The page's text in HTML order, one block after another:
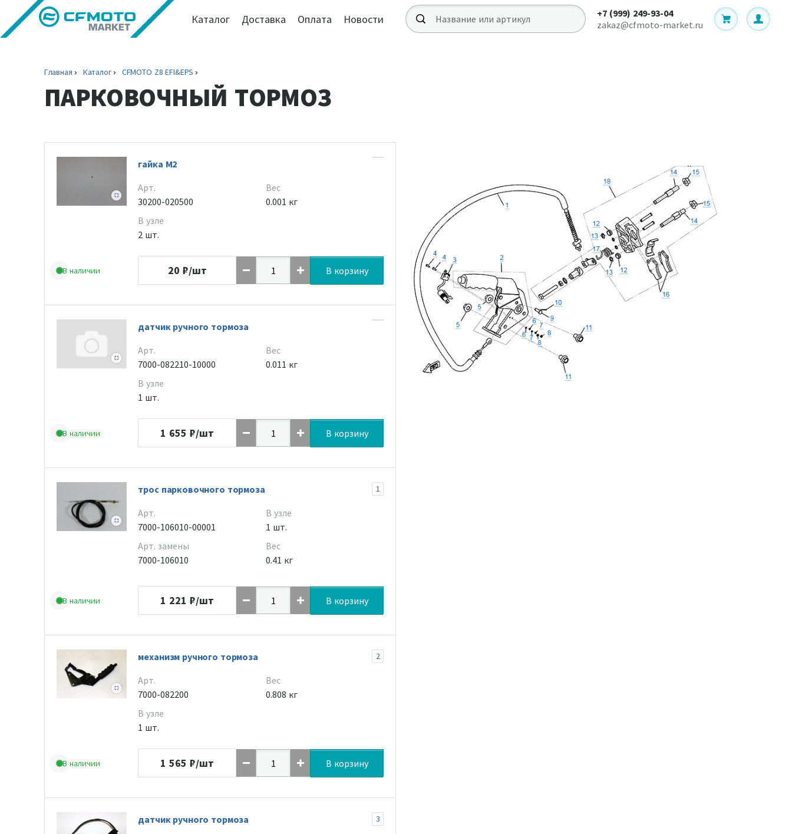
Каталог Доставка Оплата Новости
+7 (999) 249-93-04
zakaz@cfmoto-market.ru
Главная Каталог CFMOTO Z8 EFI&EPS
ПАРКОВОЧНЫЙ ТОРМОЗ
В наличии
гайка M2
Арт.
30200-020500
В узле
2 шт.
Вес
0.001 кг
20 ₽/шт В корзину
В наличии
датчик ручного тормоза
Арт.
7000-082210-10000
В узле
1 шт.
Вес
0.011 кг
1 655 ₽/шт В корзину
В наличии
трос парковочного тормоза 1
Арт.
7000-106010-00001
Арт. замены
7000-106010
В узле
1 шт.
Вес
0.41 кг
1 221 ₽/шт В корзину
В наличии
механизм ручного тормоза 2
Арт.
7000-082200
В узле
1 шт.
Вес
0.808 кг
1 565 ₽/шт В корзину
датчик ручного тормоза 3